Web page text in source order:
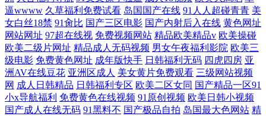
逼wwww 久草福利免费试看 岛国国产在线 91人人超碰青青 美
女白丝18禁 91肏比 国产三区电影 国产内射后入在线 黄色网址
网站网址 97超在线视 免费视频网站 精品欧美精品v 欧美操碰
欧美二级片网址 精品成人无码视频 男女午夜福利影院 欧美三
级电影 免费黄色网址 成年版快手 日韩福利无码 四虎四房 亚
洲AV在线豆花 亚洲区成人 美女黄片免费观看 三级网站视频
网 成人日韩精品 日韩福利专区 欧美二区女同 国产精品一区91
小x导航福利 免费黄色在线视频 91原创视频 欧美日韩小视频
国产成人在线无码 91黑料不 国产极品自拍 岛国最大色网站 精